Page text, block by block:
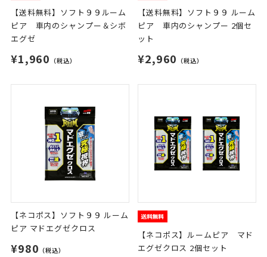
【送料無料】ソフト９９ルーム
ピア 車内のシャンプー＆シボ
エグゼ
¥1,960 （税込）
【送料無料】ソフト９９ ルーム
ピア 車内のシャンプー 2個セ
ット
¥2,960 （税込）
【ネコポス】ソフト９９ ルーム
ピア マドエグゼクロス
¥980 （税込）
【ネコポス】ルームピア マド
エグゼクロス 2個セット